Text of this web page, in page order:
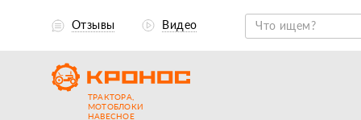
Отзывы Видео
ТРАКТОРА,
МОТОБЛОКИ
НАВЕСНОЕ